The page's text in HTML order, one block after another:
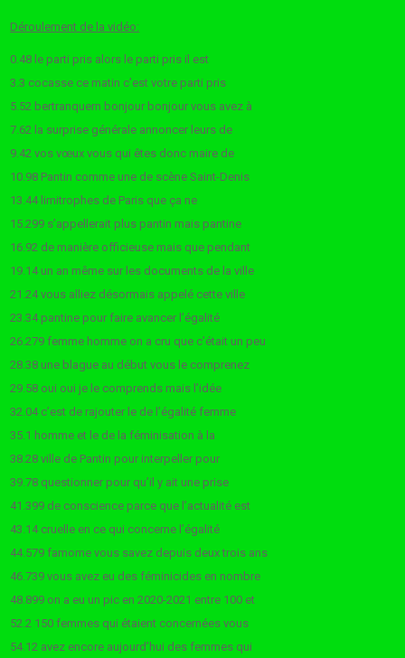
Déroulement de la vidéo:
0.48 le parti pris alors le parti pris il est
3.3 cocasse ce matin c’est votre parti pris
5.52 bertranquern bonjour bonjour vous avez à
7.62 la surprise générale annoncer leurs de
9.42 vos vœux vous qui êtes donc maire de
10.98 Pantin comme une de scène Saint-Denis
13.44 limitrophes de Paris que ça ne
15.299 s’appellerait plus pantin mais pantine
16.92 de manière officieuse mais que pendant
19.14 un an même sur les documents de la ville
21.24 vous alliez désormais appelé cette ville
23.34 pantine pour faire avancer l’égalité
26.279 femme homme on a cru que c’était un peu
28.38 une blague au début vous le comprenez
29.58 oui oui je le comprends mais l’idée
32.04 c’est de rajouter le de l’égalité femme
35.1 homme et le de la féminisation à la
38.28 ville de Pantin pour interpeller pour
39.78 questionner pour qu’il y ait une prise
41.399 de conscience parce que l’actualité est
43.14 cruelle en ce qui concerne l’égalité
44.579 famome vous savez depuis deux trois ans
46.739 vous avez eu des féminicides en nombre
48.899 on a eu un pic en 2020-2021 entre 100 et
52.2 150 femmes qui étaient concernées vous
54.12 avez encore aujourd’hui des femmes qui